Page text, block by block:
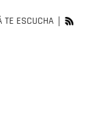
TE ESCUCHA